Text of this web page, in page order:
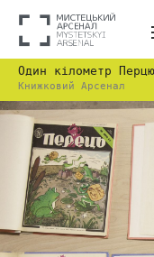
Один кілометр Перцю
Книжковий Арсенал